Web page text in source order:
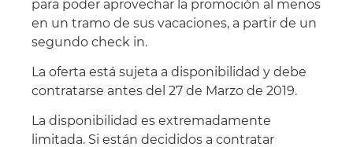
para poder aprovechar la promoción al menos
en un tramo de sus vacaciones, a partir de un
segundo check in.
La oferta está sujeta a disponibilidad y debe
contratarse antes del 27 de Marzo de 2019.
La disponibilidad es extremadamente
limitada. Si están decididos a contratar